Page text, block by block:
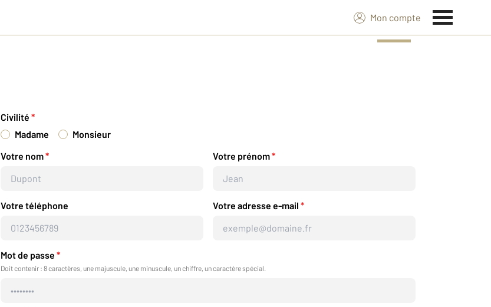
Mon compte
Civilité *
Madame
Monsieur
Votre nom* Votre prénom*
Votre téléphone Votre adresse e-mail *
Mot de passe *
Doit contenir : 8 caractères, une majuscule, une minuscule, un chiffre, un caractère spécial.